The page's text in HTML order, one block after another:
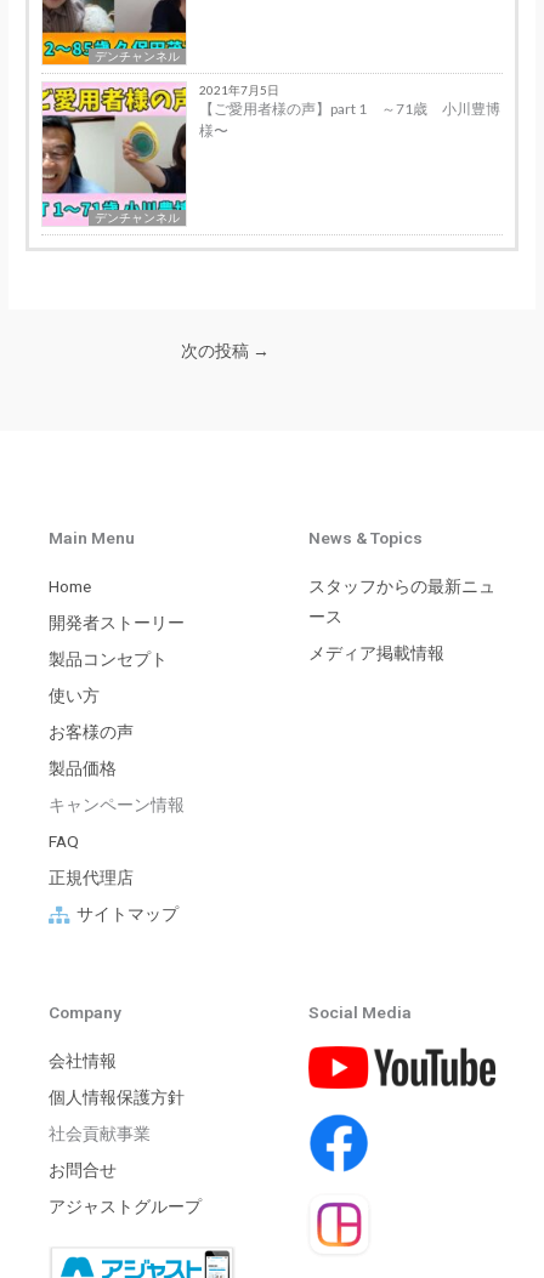
デンチャンネル
デンチャンネル
2021年7月5日
【ご愛用者様の声】part 1 ～71歳 小川豊博
様〜
次の投稿 →
Main Menu
Home
開発者ストーリー
製品コンセプト
使い方
お客様の声
製品価格
キャンペーン情報
FAQ
正規代理店
サイトマップ
News & Topics
スタッフからの最新ニュ
ース
メディア掲載情報
Company
会社情報
個人情報保護方針
社会貢献事業
お問合せ
アジャストグループ
Social Media